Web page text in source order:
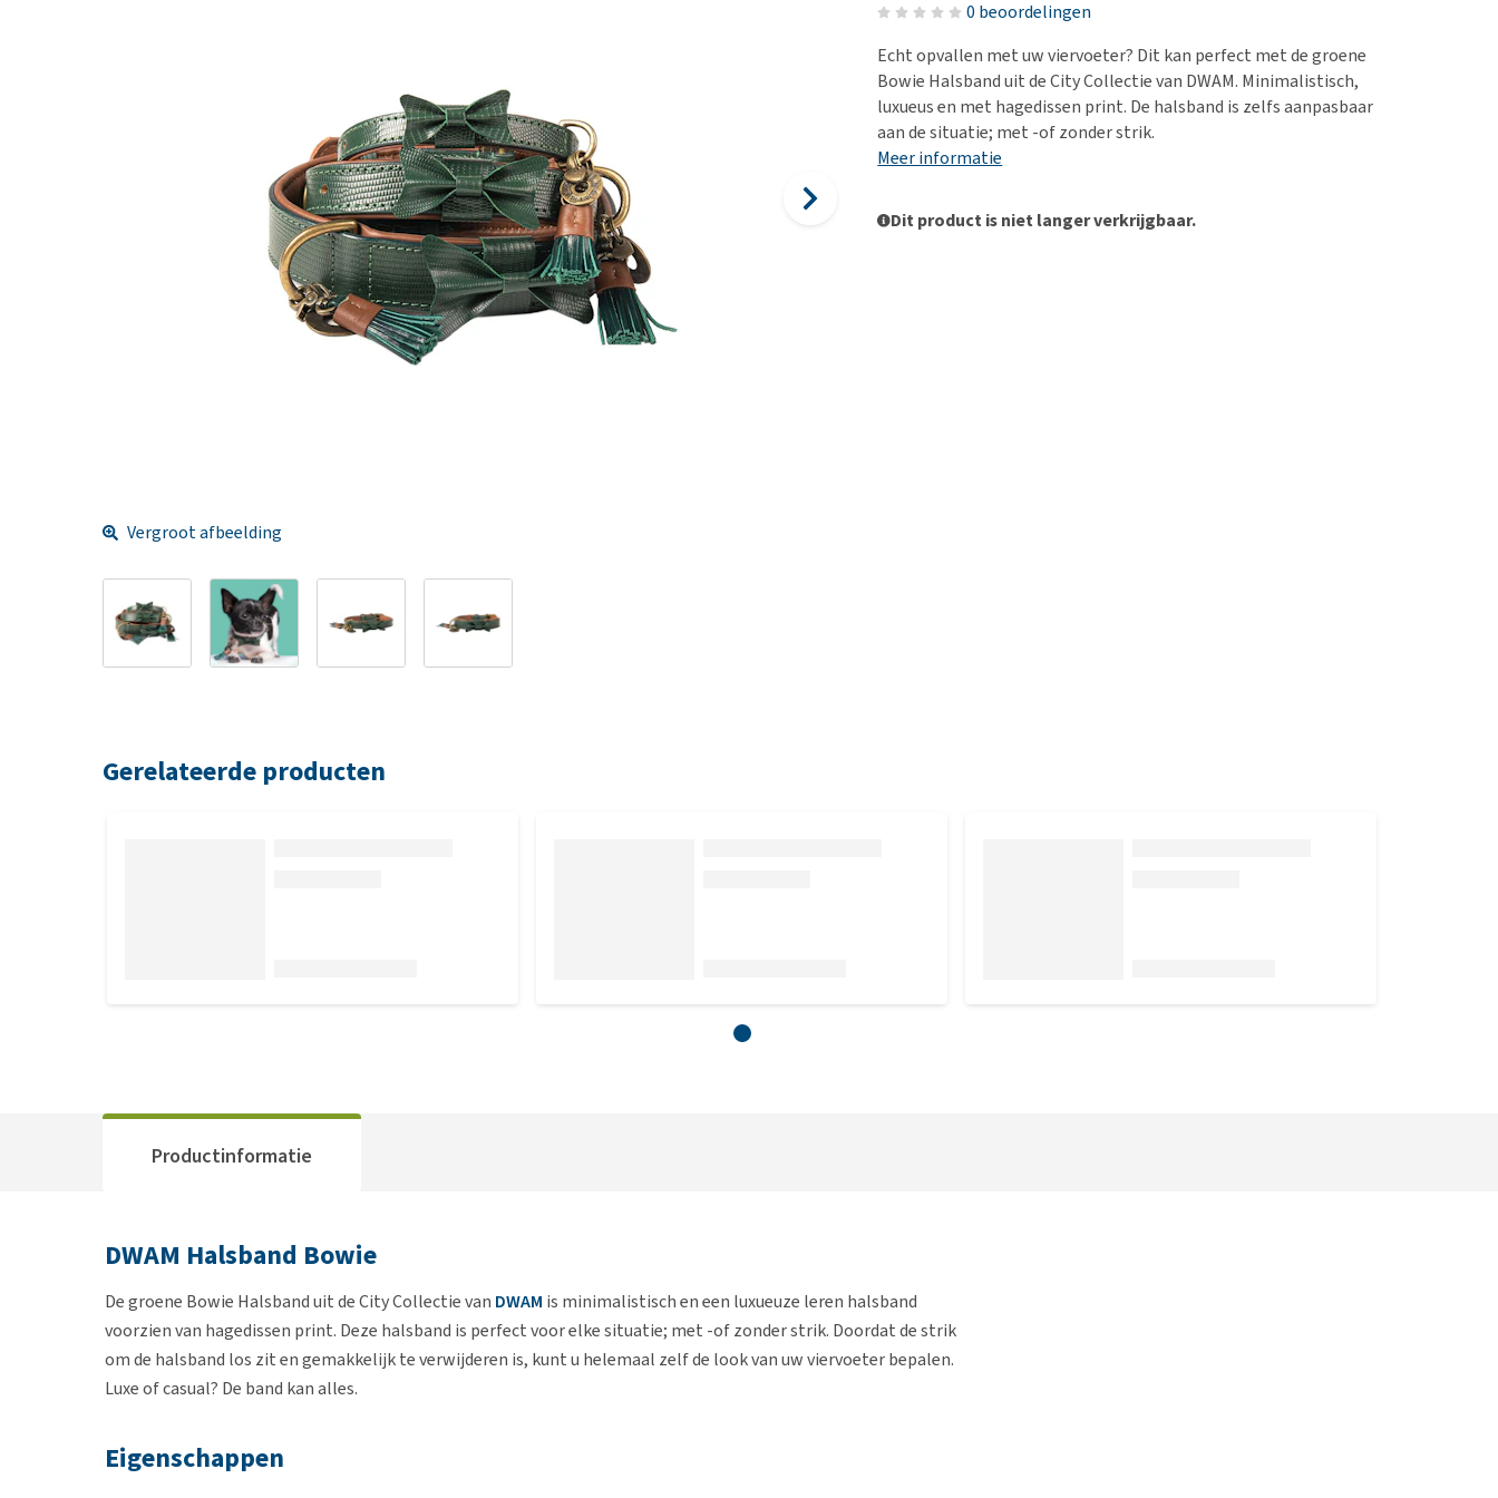
Vegan hondenvoer
Snacks
Bekijk alles
Puppy benodigdheden
Bekijk alles
Overgewicht en conditie
Spieren, pezen en botten
Vruchtbaarheid
0 beoordelingen
Echt opvallen met uw viervoeter? Dit kan perfect met de groene
Bowie Halsband uit de City Collectie van DWAM. Minimalistisch,
luxueus en met hagedissen print. De halsband is zelfs aanpasbaar
aan de situatie; met -of zonder strik.
Meer informatie
Vergroot afbeelding
Dit product is niet langer verkrijgbaar.
Gerelateerde producten
Productinformatie
DWAM Halsband Bowie
De groene Bowie Halsband uit de City Collectie van DWAM is minimalistisch en een luxueuze leren halsband
voorzien van hagedissen print. Deze halsband is perfect voor elke situatie; met -of zonder strik. Doordat de strik
om de halsband los zit en gemakkelijk te verwijderen is, kunt u helemaal zelf de look van uw viervoeter bepalen.
Luxe of casual? De band kan alles.
Eigenschappen